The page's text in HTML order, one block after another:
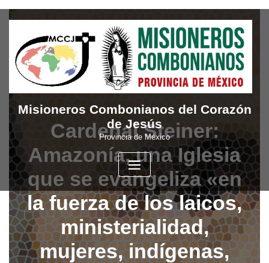
content
Misioneros Combonianos del Corazón
de Jesús
Provincia de México
Cardenal Steiner:
Amazonía, una Iglesia
que se evangeliza «en
la fuerza de los laicos,
ministerialidad,
mujeres, indígenas,